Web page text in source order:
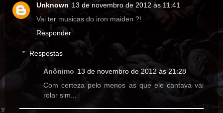
Unknown 13 de novembro de 2012 às 11:41
Vai ter musicas do iron maiden ?!
Responder
Respostas
Anônimo 13 de novembro de 2012 às 21:28
Com certeza pelo menos as que ele cantava vai
rolar sim...